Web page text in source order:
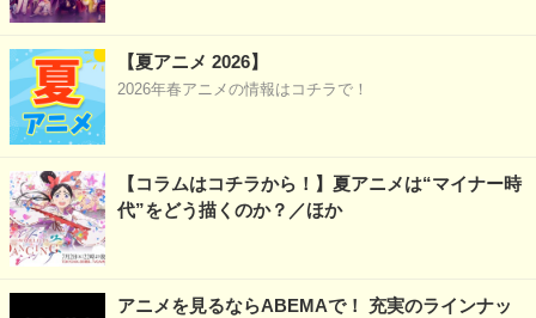
【夏アニメ 2026】
2026年春アニメの情報はコチラで！
【コラムはコチラから！】夏アニメは“マイナー時
代”をどう描くのか？／ほか
アニメを見るならABEMAで！ 充実のラインナッ